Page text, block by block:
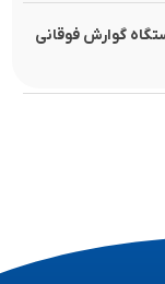
گوارش فوقانی